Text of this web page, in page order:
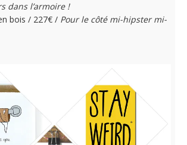
dans l’armoire !
bois / 227€ / Pour le côté mi-hipster mi-